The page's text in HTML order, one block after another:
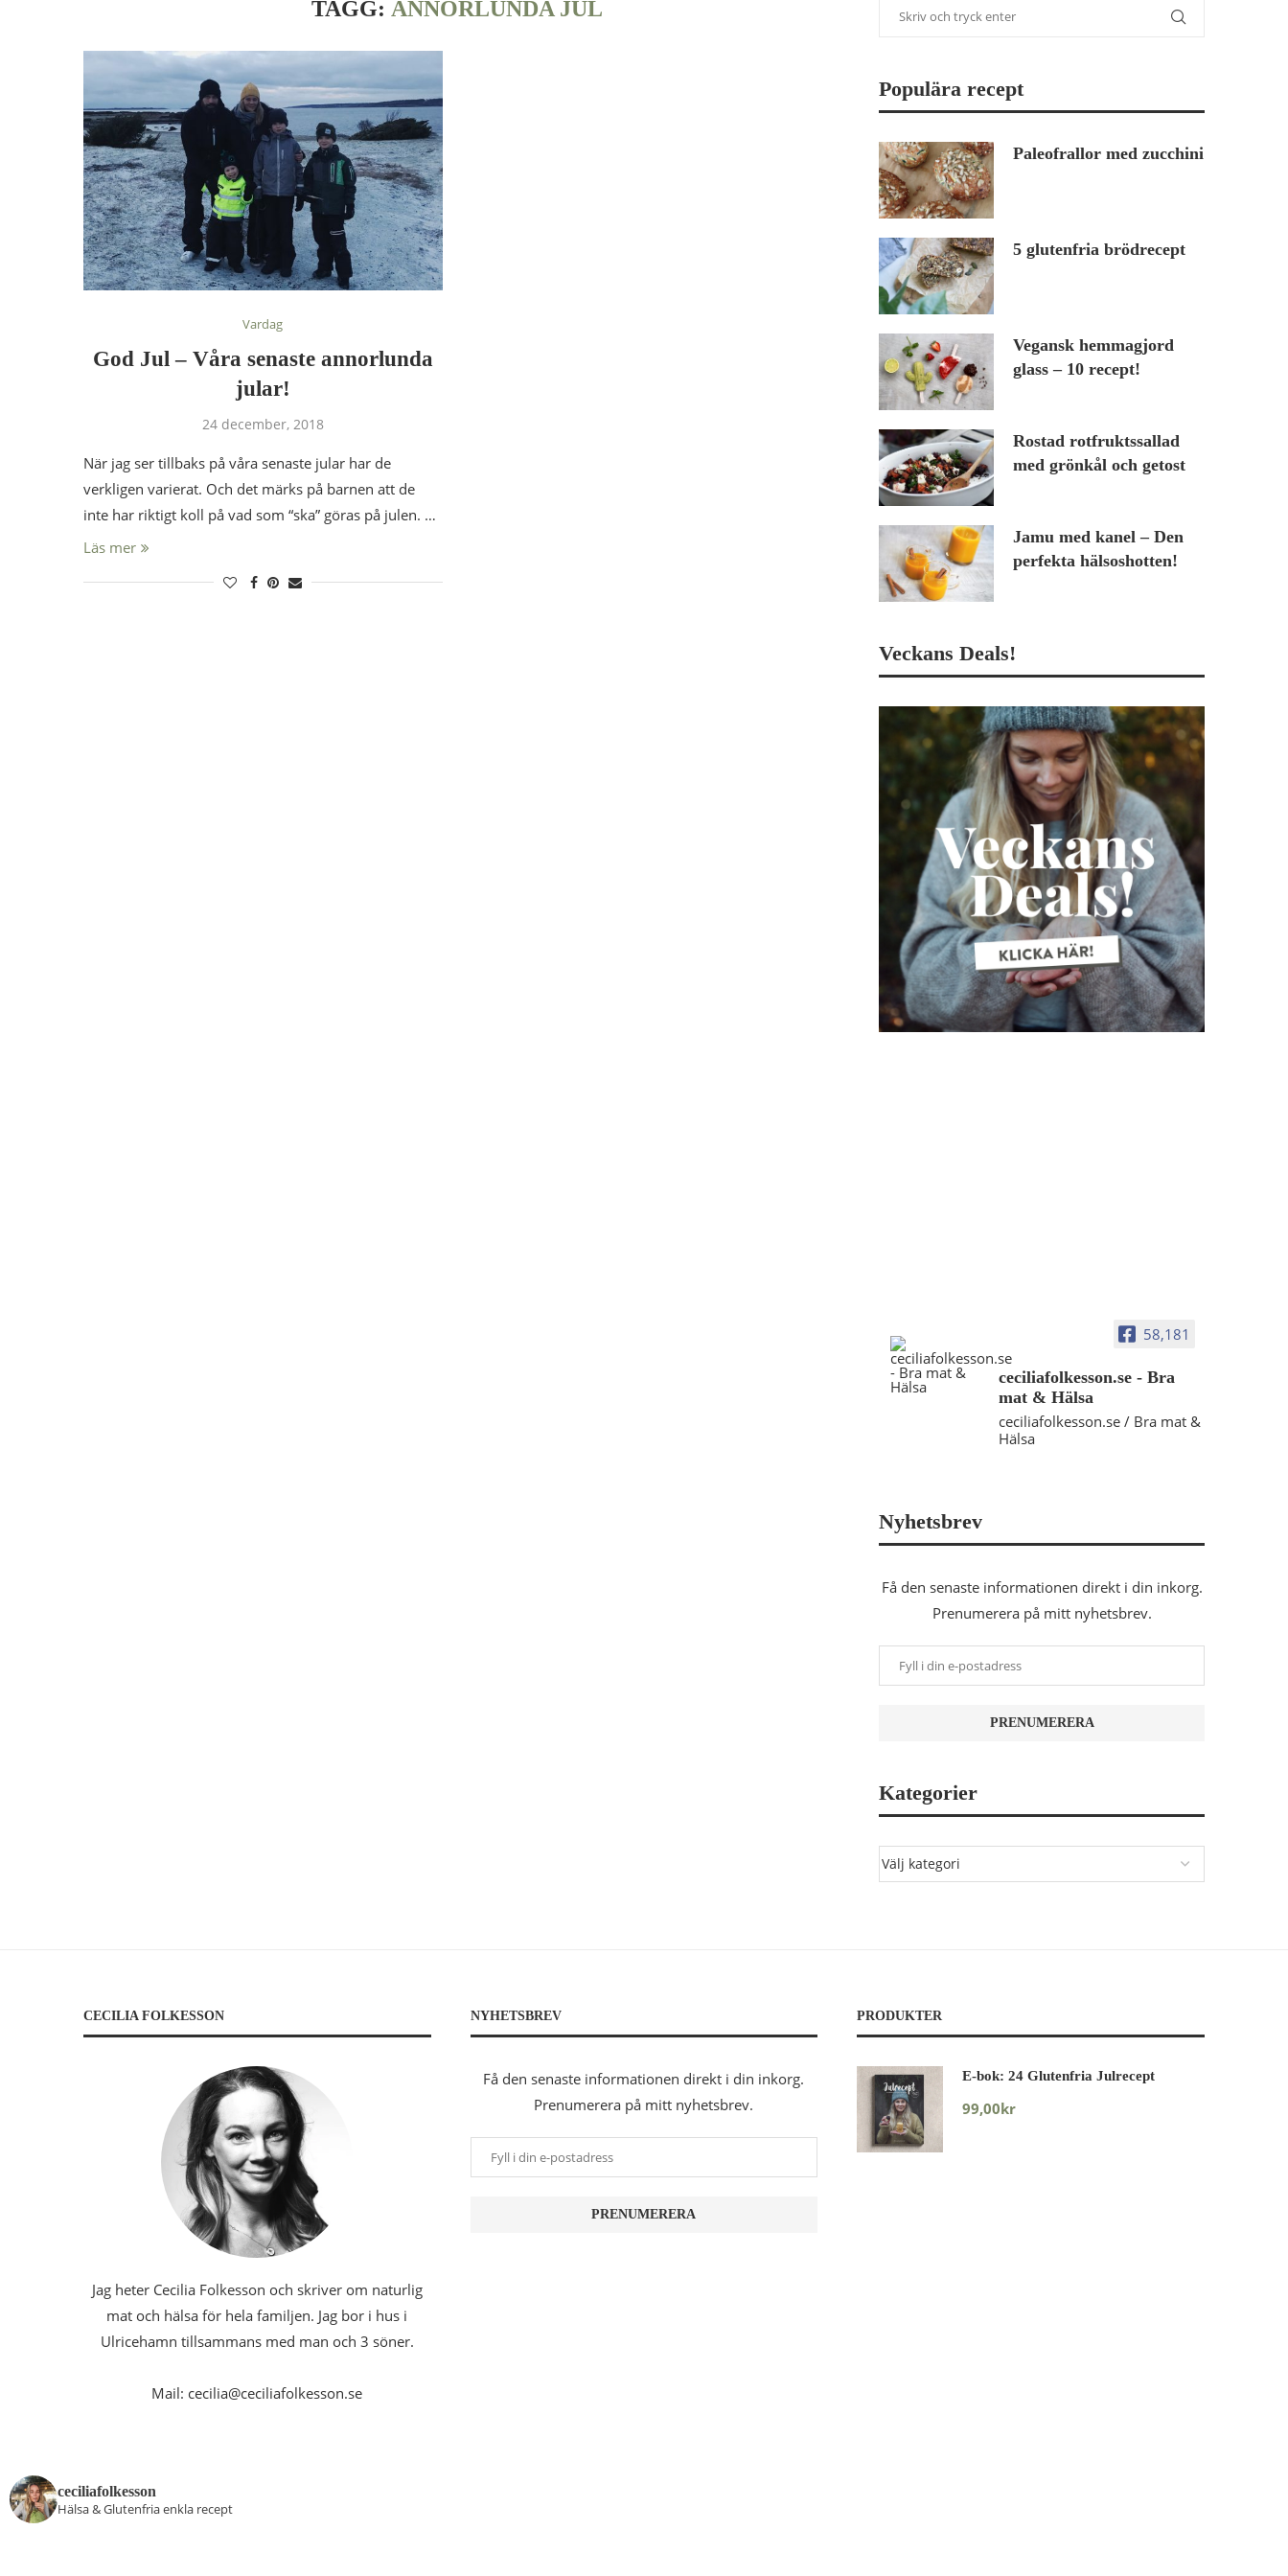
TAGG: ANNORLUNDA JUL
Vardag
God Jul – Våra senaste annorlunda
jular!
24 december, 2018
När jag ser tillbaks på våra senaste jular har de
verkligen varierat. Och det märks på barnen att de
inte har riktigt koll på vad som “ska” göras på julen. …
Läs mer
Populära recept
Paleofrallor med zucchini
5 glutenfria brödrecept
Vegansk hemmagjord
glass – 10 recept!
Rostad rotfruktssallad
med grönkål och getost
Jamu med kanel – Den
perfekta hälsoshotten!
Veckans Deals!
58,181
ceciliafolkesson.se - Bra
mat & Hälsa
ceciliafolkesson.se / Bra mat &
Hälsa
Nyhetsbrev
Få den senaste informationen direkt i din inkorg.
Prenumerera på mitt nyhetsbrev.
Kategorier
CECILIA FOLKESSON
Jag heter Cecilia Folkesson och skriver om naturlig
mat och hälsa för hela familjen. Jag bor i hus i
Ulricehamn tillsammans med man och 3 söner.
Mail: cecilia@ceciliafolkesson.se
NYHETSBREV
Få den senaste informationen direkt i din inkorg.
Prenumerera på mitt nyhetsbrev.
PRODUKTER
E-bok: 24 Glutenfria Julrecept
99,00kr
ceciliafolkesson
Hälsa & Glutenfria enkla recept